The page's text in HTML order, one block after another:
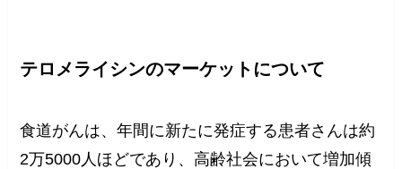
テロメライシンのマーケットについて
食道がんは、年間に新たに発症する患者さんは約
2万5000人ほどであり、高齢社会において増加傾